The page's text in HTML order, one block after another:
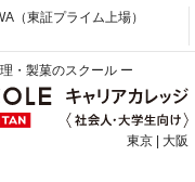
（東証プライム上場）
・製菓のスクール ー
東京 | 大阪